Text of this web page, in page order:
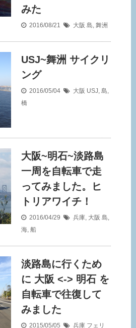
みた
2016/08/21 大阪 島, 舞洲
USJ~舞洲 サイクリ
ング
2016/05/04 大阪 USJ, 島,
橋
大阪~明石~淡路島
一周を自転車で走
ってみました。ヒ
トリアワイチ！
2016/04/29 兵庫, 大阪 島,
海, 船
淡路島に行くため
に 大阪 <-> 明石 を
自転車で往復して
みました
2015/05/05 兵庫 フェリ